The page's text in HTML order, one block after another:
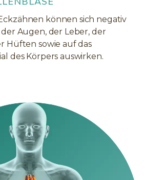
können sich negativ
Augen, der Leber, der
Hüften sowie auf das
des Körpers auswirken.